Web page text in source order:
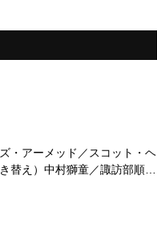
・アーメッド／スコット・ヘ
え）中村獅童／諏訪部順一